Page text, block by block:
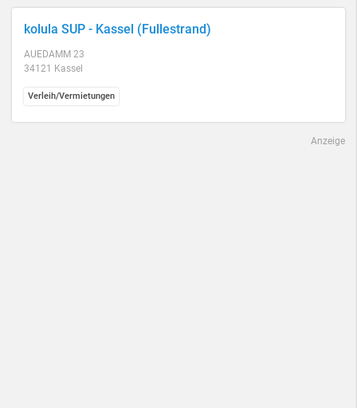
kolula SUP - Kassel (Fullestrand)
AUEDAMM 23
34121 Kassel
Verleih/Vermietungen
Anzeige